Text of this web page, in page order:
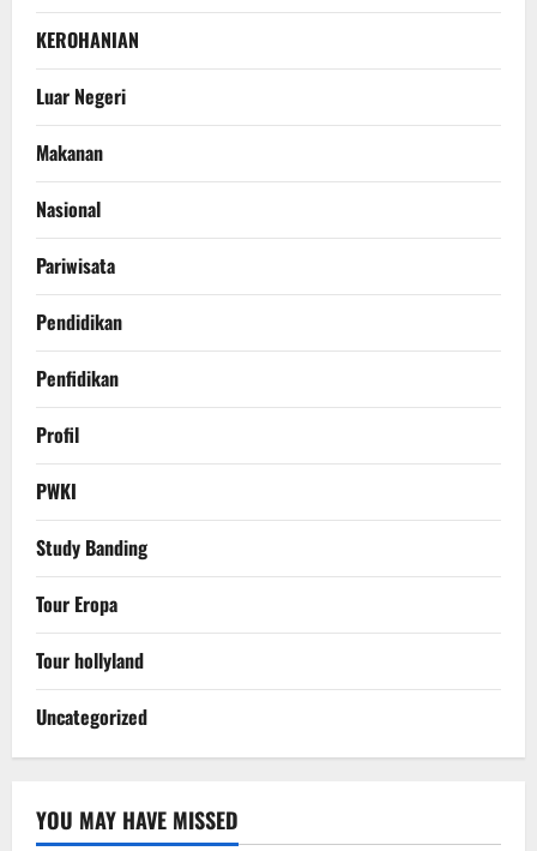
KEROHANIAN
Luar Negeri
Makanan
Nasional
Pariwisata
Pendidikan
Penfidikan
Profil
PWKI
Study Banding
Tour Eropa
Tour hollyland
Uncategorized
YOU MAY HAVE MISSED